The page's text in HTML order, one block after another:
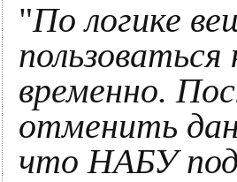
"По логике
временно.
отменить
что НАБУ